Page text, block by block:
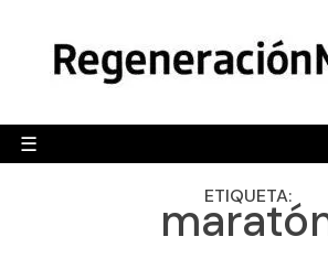
content
☰
POLÍTICA
CAMALEÓN
OPINIÓN
ETIQUETA: